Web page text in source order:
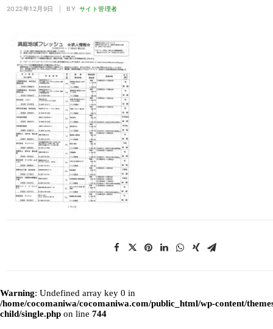
2022年12月9日 BY サイト管理者
Warning: Undefined array key 0 in
/home/cocomaniwa/cocomaniwa.com/public_html/wp-content/
child/single.php on line 744